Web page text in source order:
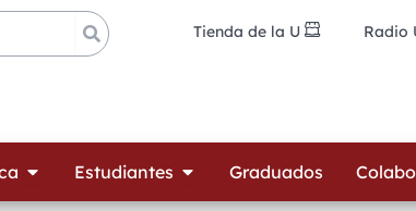
Tienda de la U Radio
Open Oferta Académica
Estudiantes Open Estudiantes
Graduados